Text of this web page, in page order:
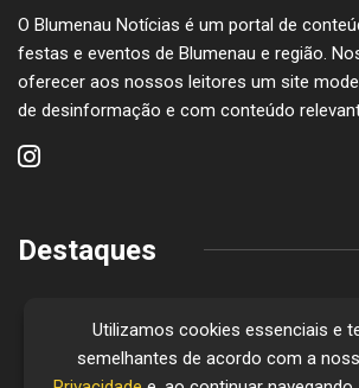
O Blumenau Notícias é um portal de
festas e eventos de Blumenau e região.
oferecer aos nossos leitores um site
de desinformação e com conteúdo
Destaques
Utilizamos cookies essenciais e
semelhantes de acordo com a